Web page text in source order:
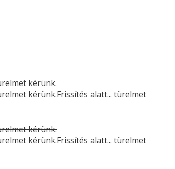
kérünk.
kérünk.Frissítés alatt... türelmet
kérünk.
kérünk.Frissítés alatt... türelmet